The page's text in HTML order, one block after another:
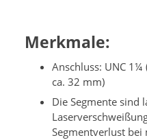
Merkmale:
Anschluss: UNC
ca. 32 mm)
Die Segmente sind
Segmentverlust bei